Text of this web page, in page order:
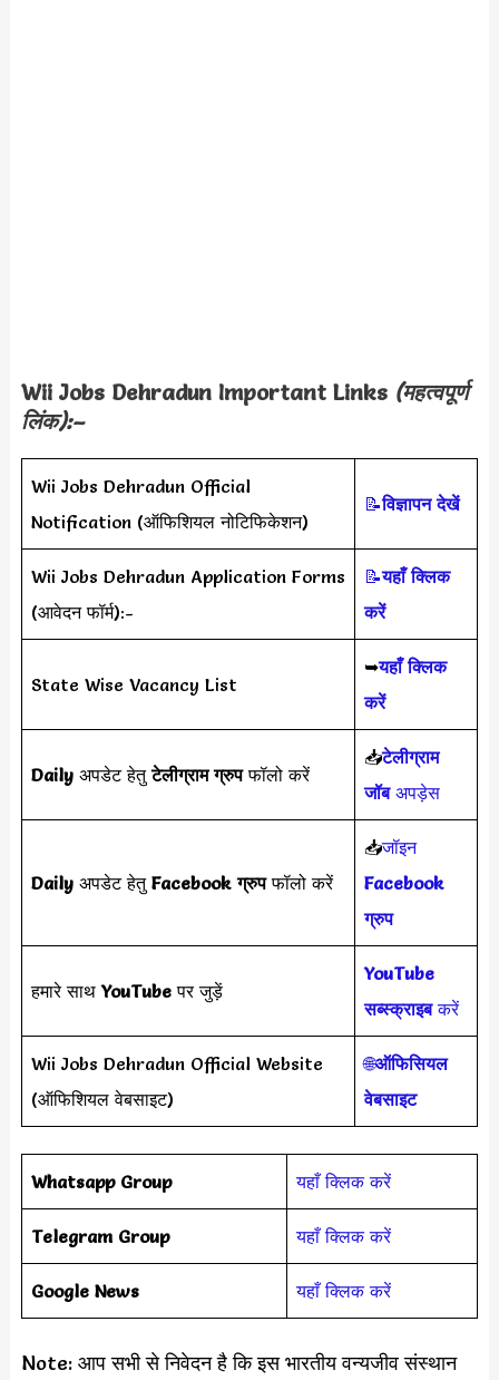
Wii Jobs Dehradun Important Links (महत्वपूर्ण
लिंक):–
Wii Jobs Dehradun Official
Notification (ऑफिशियल नोटिफिकेशन)
📝विज्ञापन देखें
Wii Jobs Dehradun Application Forms
(आवेदन फॉर्म):-
📝यहाँ क्लिक
करें
State Wise Vacancy List
➥यहाँ क्लिक
करें
Daily अपडेट हेतुटेलीग्राम ग्रुपफॉलो करें
📥टेलीग्राम
जॉबअपड़ेस
Daily अपडेट हेतुFacebook ग्रुपफॉलो करें
📥जॉइन
Facebook
ग्रुप
हमारे साथYouTubeपर जुड़ें
YouTube
सब्स्क्राइबकरें
Wii Jobs Dehradun Official Website
(ऑफिशियल वेबसाइट)
🌐ऑफिसियल
वेबसाइट
Whatsapp Group यहाँ क्लिक करें
Telegram Group यहाँ क्लिक करें
Google News यहाँ क्लिक करें
Note: आप सभी से निवेदन है कि इस भारतीय वन्यजीव संस्थान